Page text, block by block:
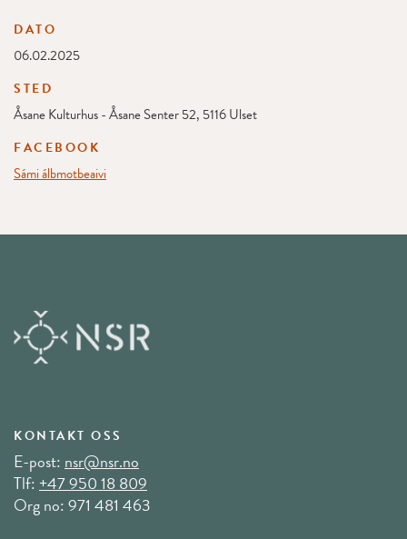
DATO
06.02.2025
STED
Åsane Kulturhus - Åsane Senter 52, 5116 Ulset
FACEBOOK
Sámi álbmotbeaivi
KONTAKT OSS
E-post:nsr@nsr.no
Tlf:+47 950 18 809
Org no: 971 481 463